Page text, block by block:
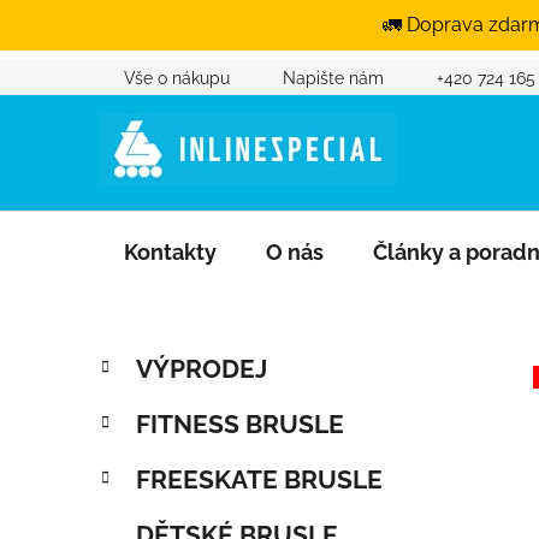
🚛 Doprava
Přejít na obsah
Vše o nákupu Napište nám +420 724 165
Kontakty O nás Články a
Postranní panel
Přeskočit kategorie
Kategorie
VÝPRODEJ
FITNESS BRUSLE
FREESKATE BRUSLE